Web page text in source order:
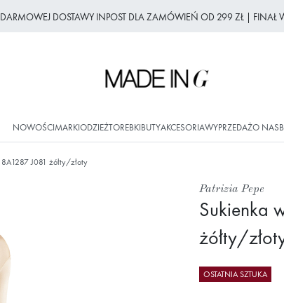
DARMOWEJ DOSTAWY INPOST DLA ZAMÓWIEŃ OD 299 ZŁ | FINAŁ
NOWOŚCIMARKIODZIEŻTOREBKIBUTYAKCESORIAWYPRZEDAŻO NAS
J081 żółty/złoty
Patrizia Pepe
Sukienka
żółty/
OSTATNIA SZTUKA